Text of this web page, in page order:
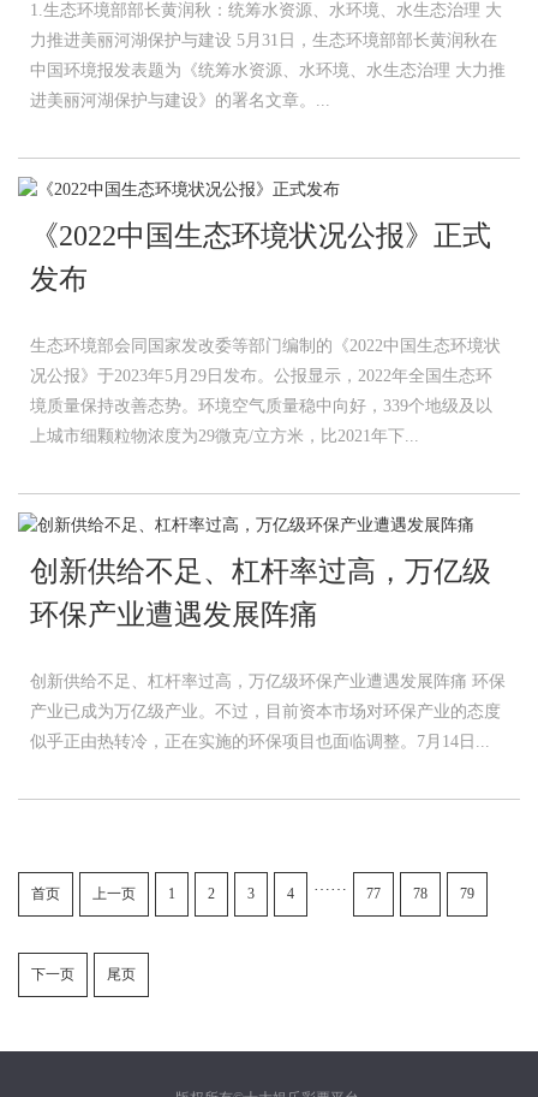
1.生态环境部部长黄润秋：统筹水资源、水环境、水生态治理 大
力推进美丽河湖保护与建设 5月31日，生态环境部部长黄润秋在
中国环境报发表题为《统筹水资源、水环境、水生态治理 大力推
进美丽河湖保护与建设》的署名文章。...
《2022中国生态环境状况公报》正式
发布
生态环境部会同国家发改委等部门编制的《2022中国生态环境状
况公报》于2023年5月29日发布。公报显示，2022年全国生态环
境质量保持改善态势。环境空气质量稳中向好，339个地级及以
上城市细颗粒物浓度为29微克/立方米，比2021年下...
创新供给不足、杠杆率过高，万亿级
环保产业遭遇发展阵痛
创新供给不足、杠杆率过高，万亿级环保产业遭遇发展阵痛 环保
产业已成为万亿级产业。不过，目前资本市场对环保产业的态度
似乎正由热转冷，正在实施的环保项目也面临调整。7月14日...
首页 上一页 1 2 3 4 …… 77 78 79
下一页 尾页